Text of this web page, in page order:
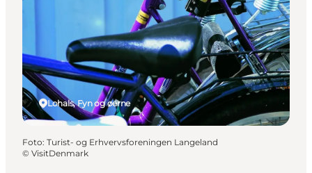
Overnatning
Planlæg ferie
Lohals, Fyn og øerne
Foto: Turist- og Erhvervsforeningen Langeland
© VisitDenmark